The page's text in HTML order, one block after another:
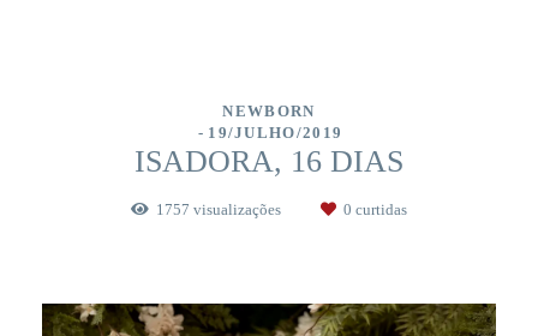
NEWBORN
19/JULHO/2019
ISADORA, 16 DIAS
1757 visualizações 0 curtidas